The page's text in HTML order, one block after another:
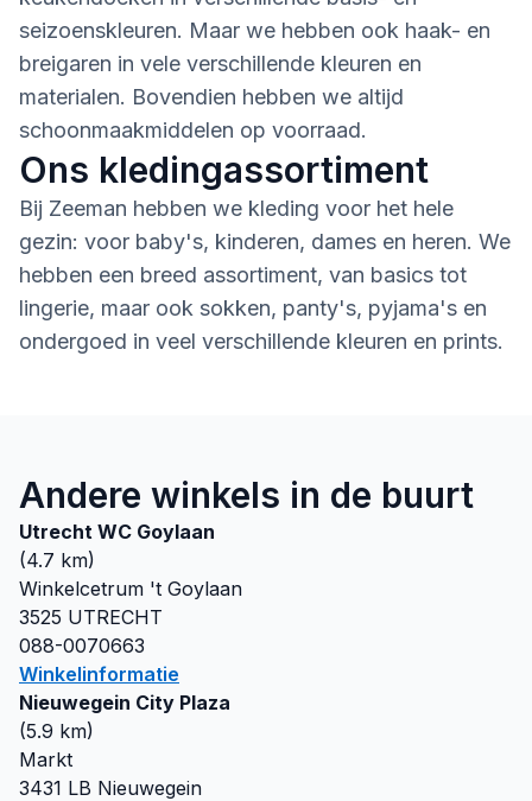
seizoenskleuren. Maar we hebben ook haak- en
breigaren in vele verschillende kleuren en
materialen. Bovendien hebben we altijd
schoonmaakmiddelen op voorraad.
Ons kledingassortiment
Bij Zeeman hebben we kleding voor het hele
gezin: voor baby's, kinderen, dames en heren. We
hebben een breed assortiment, van basics tot
lingerie, maar ook sokken, panty's, pyjama's en
ondergoed in veel verschillende kleuren en prints.
Andere winkels in de buurt
Utrecht WC Goylaan
(4.7 km)
Winkelcetrum 't Goylaan
3525 UTRECHT
088-0070663
Winkelinformatie
Nieuwegein City Plaza
(5.9 km)
Markt
3431 LB Nieuwegein